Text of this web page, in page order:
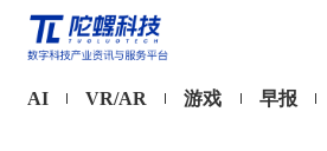
AI VR/AR 游戏 早报